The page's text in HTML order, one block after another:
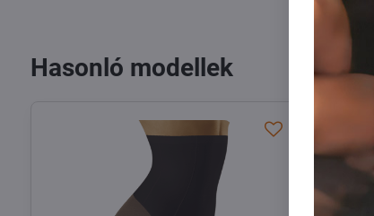
Hasonló modellek